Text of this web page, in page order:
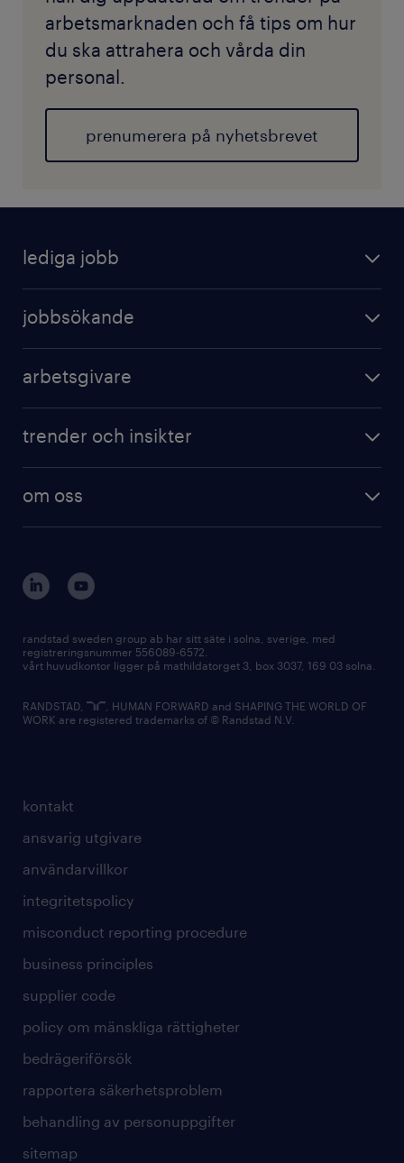
arbetsmarknaden och få tips om hur
du ska attrahera och vårda din
personal.
prenumerera på nyhetsbrevet
lediga jobb
jobbsökande
arbetsgivare
trender och insikter
om oss
kontakt
ansvarig utgivare
användarvillkor
integritetspolicy
misconduct reporting procedure
business principles
supplier code
policy om mänskliga rättigheter
bedrägeriförsök
rapportera säkerhetsproblem
behandling av personuppgifter
sitemap
randstad sweden group ab har sitt säte i solna, sverige, med
registreringsnummer 556089-6572.
vårt huvudkontor ligger på mathildatorget 3, box 3037, 169 03 solna.
RANDSTAD,
, HUMAN FORWARD and SHAPING THE WORLD OF
WORK are registered trademarks of © Randstad N.V.